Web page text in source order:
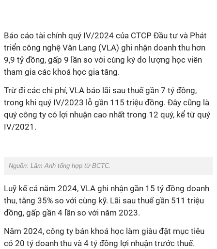
Báo cáo tài chính quý IV/2024 của CTCP Đầu tư và Phát
triển công nghệ Văn Lang (VLA) ghi nhận doanh thu hơn
9,9 tỷ đồng, gấp 9 lần so với cùng kỳ do lượng học viên
tham gia các khoá học gia tăng.
Trừ đi các chi phí, VLA báo lãi sau thuế gần 7 tỷ đồng,
trong khi quý IV/2023 lỗ gần 115 triệu đồng. Đây cũng là
quý công ty có lợi nhuận cao nhất trong 12 quý, kể từ quý
IV/2021.
Nguồn: Lâm Anh tổng hợp từ BCTC.
Luỹ kế cả năm 2024, VLA ghi nhận gần 15 tỷ đồng doanh
thu, tăng 35% so với cùng kỹ. Lãi sau thuế gần 511 triệu
đồng, gấp gần 4 lần so với năm 2023.
Năm 2024, công ty bán khoá học làm giàu đặt mục tiêu
có 20 tỷ doanh thu và 4 tỷ đồng lợi nhuận trước thuế.